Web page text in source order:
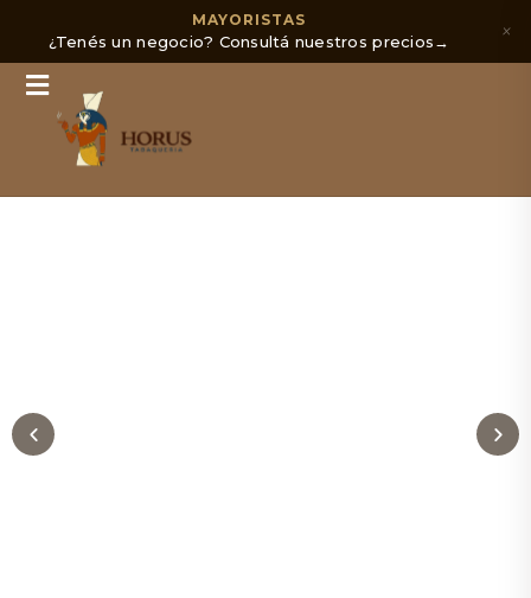
MAYORISTAS
¿Tenés un negocio? Consultá nuestros precios→ ×